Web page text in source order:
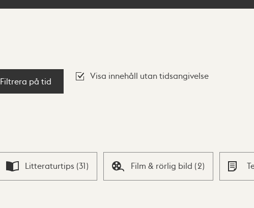
Filtrera på tid
Visa innehåll utan tidsangivelse
Litteraturtips (31) Film & rörlig bild (2)